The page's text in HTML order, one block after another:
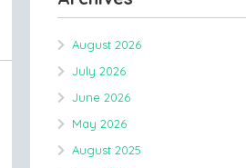
August 2026
July 2026
June 2026
May 2026
August 2025